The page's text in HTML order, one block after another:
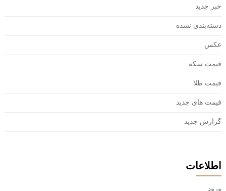
خبر جدید
دسته‌بندی نشده
عکس
قیمت سکه
قیمت طلا
قیمت های جدید
گزارش جدید
اطلاعات
ورود